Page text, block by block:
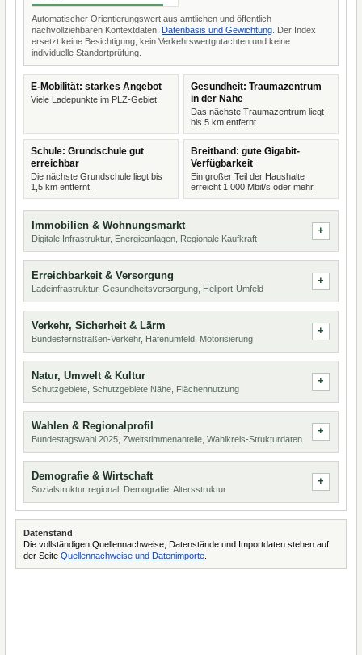
Automatischer Orientierungswert aus amtlichen und öffentlich
nachvollziehbaren Kontextdaten. Datenbasis und Gewichtung . Der Index
ersetzt keine Besichtigung, kein Verkehrswertgutachten und keine
individuelle Standortprüfung.
E-Mobilität: starkes Angebot
Viele Ladepunkte im PLZ-Gebiet.
Gesundheit: Traumazentrum
in der Nähe
Das nächste Traumazentrum liegt
bis 5 km entfernt.
Schule: Grundschule gut
erreichbar
Die nächste Grundschule liegt bis
1,5 km entfernt.
Breitband: gute Gigabit-
Verfügbarkeit
Ein großer Teil der Haushalte
erreicht 1.000 Mbit/s oder mehr.
Immobilien & Wohnungsmarkt
Digitale Infrastruktur, Energieanlagen, Regionale Kaufkraft
Erreichbarkeit & Versorgung
Ladeinfrastruktur, Gesundheitsversorgung, Heliport-Umfeld
Verkehr, Sicherheit & Lärm
Bundesfernstraßen-Verkehr, Hafenumfeld, Motorisierung
Natur, Umwelt & Kultur
Schutzgebiete, Schutzgebiete Nähe, Flächennutzung
Wahlen & Regionalprofil
Bundestagswahl 2025, Zweitstimmenanteile, Wahlkreis-Strukturdaten
Demografie & Wirtschaft
Sozialstruktur regional, Demografie, Altersstruktur
Datenstand
Die vollständigen Quellennachweise, Datenstände und Importdaten stehen auf
der Seite Quellennachweise und Datenimporte